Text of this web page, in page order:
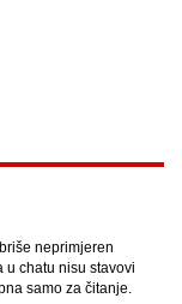
neprimjeren
chatu nisu stavovi
samo za čitanje.